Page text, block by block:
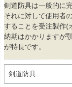
剣道防具は一般的に
それに対して使用者
することを受注製作(
納期はかかりますが
が特長です。
剣道防具